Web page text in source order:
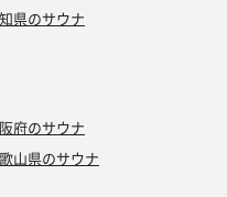
県のサウナ
府のサウナ
山県のサウナ